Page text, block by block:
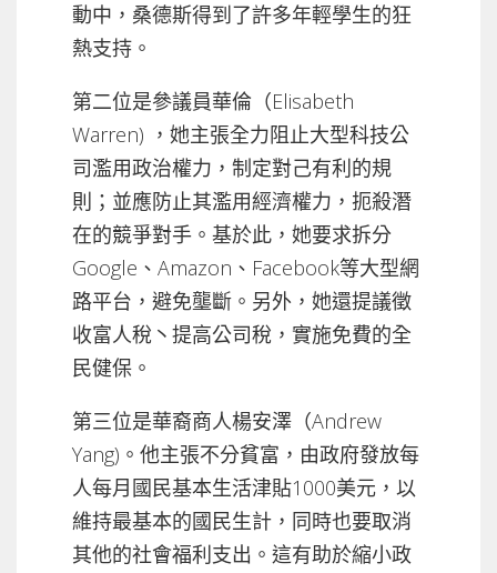
動中，桑德斯得到了許多年輕學生的狂
熱支持。
第二位是參議員華倫（Elisabeth
Warren) ，她主張全力阻止大型科技公
司濫用政治權力，制定對己有利的規
則；並應防止其濫用經濟權力，扼殺潛
在的競爭對手。基於此，她要求拆分
Google、Amazon、Facebook等大型網
路平台，避免壟斷。另外，她還提議徵
收富人稅丶提高公司稅，實施免費的全
民健保。
第三位是華裔商人楊安澤（Andrew
Yang)。他主張不分貧富，由政府發放每
人每月國民基本生活津貼1000美元，以
維持最基本的國民生計，同時也要取消
其他的社會福利支出。這有助於縮小政